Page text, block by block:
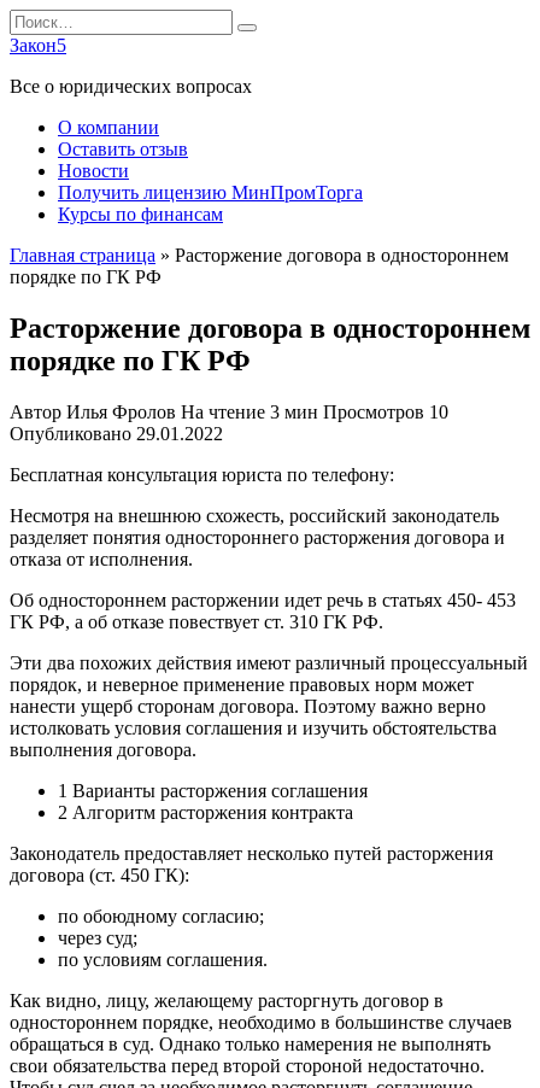
Перейти
к
Search
for:
Закон5
Все о юридических вопросах
О компании
Оставить отзыв
Новости
Получить лицензию МинПромТорга
Курсы по финансам
Главная страница » Расторжение договора в одностороннем
порядке по ГК РФ
Расторжение договора в одностороннем
порядке по ГК РФ
Автор Илья Фролов На чтение 3 мин Просмотров 10
Опубликовано 29.01.2022
Бесплатная консультация юриста по телефону:
Несмотря на внешнюю схожесть, российский законодатель
разделяет понятия одностороннего расторжения договора и
отказа от исполнения.
Об одностороннем расторжении идет речь в статьях 450- 453
ГК РФ, а об отказе повествует ст. 310 ГК РФ.
Эти два похожих действия имеют различный процессуальный
порядок, и неверное применение правовых норм может
нанести ущерб сторонам договора. Поэтому важно верно
истолковать условия соглашения и изучить обстоятельства
выполнения договора.
1 Варианты расторжения соглашения
2 Алгоритм расторжения контракта
Законодатель предоставляет несколько путей расторжения
договора (ст. 450 ГК):
по обоюдному согласию;
через суд;
по условиям соглашения.
Как видно, лицу, желающему расторгнуть договор в
одностороннем порядке, необходимо в большинстве случаев
обращаться в суд. Однако только намерения не выполнять
свои обязательства перед второй стороной недостаточно.